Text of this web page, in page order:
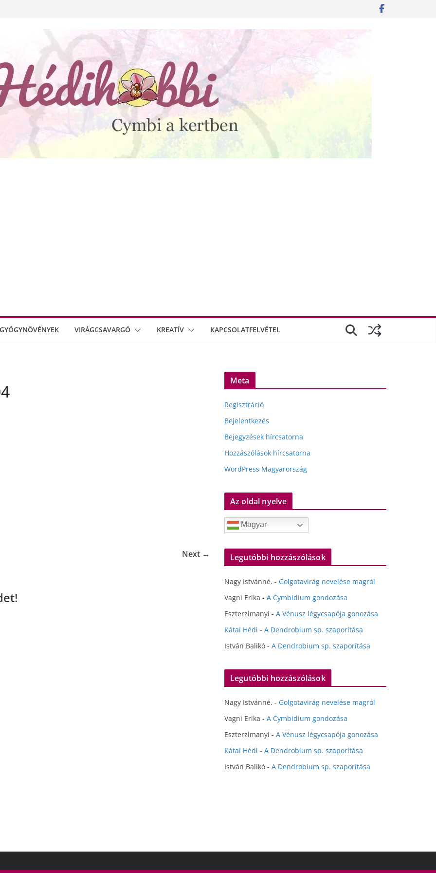
GYÓGYNÖVÉNYEK VIRÁGCSAVARGÓ KREATÍV KAPCSOLATFELVÉTEL
Next →
Meta
Regisztráció
Bejelentkezés
Bejegyzések hírcsatorna
Hozzászólások hírcsatorna
WordPress Magyarország
Az oldal nyelve
Magyar
Legutóbbi hozzászólások
Nagy Istvánné. - Golgotavirág nevelése magról
Vagni Erika - A Cymbidium gondozása
Eszterzimanyi - A Vénusz légycsapója gonozása
Kátai Hédi - A Dendrobium sp. szaporítása
István Balikó - A Dendrobium sp. szaporítása
Legutóbbi hozzászólások
Nagy Istvánné. - Golgotavirág nevelése magról
Vagni Erika - A Cymbidium gondozása
Eszterzimanyi - A Vénusz légycsapója gonozása
Kátai Hédi - A Dendrobium sp. szaporítása
István Balikó - A Dendrobium sp. szaporítása